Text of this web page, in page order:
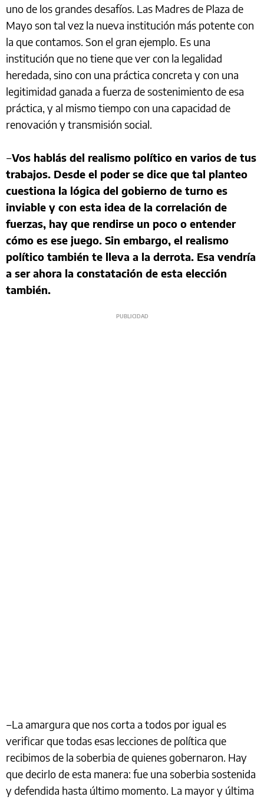
uno de los grandes desafíos. Las Madres de Plaza de
Mayo son tal vez la nueva institución más potente con
la que contamos. Son el gran ejemplo. Es una
institución que no tiene que ver con la legalidad
heredada, sino con una práctica concreta y con una
legitimidad ganada a fuerza de sostenimiento de esa
práctica, y al mismo tiempo con una capacidad de
renovación y transmisión social.
‒Vos hablás del realismo político en varios de tus
trabajos. Desde el poder se dice que tal planteo
cuestiona la lógica del gobierno de turno es
inviable y con esta idea de la correlación de
fuerzas, hay que rendirse un poco o entender
cómo es ese juego. Sin embargo, el realismo
político también te lleva a la derrota. Esa vendría
a ser ahora la constatación de esta elección
también.
‒La amargura que nos corta a todos por igual es
verificar que todas esas lecciones de política que
recibimos de la soberbia de quienes gobernaron. Hay
que decirlo de esta manera: fue una soberbia sostenida
y defendida hasta último momento. La mayor y última